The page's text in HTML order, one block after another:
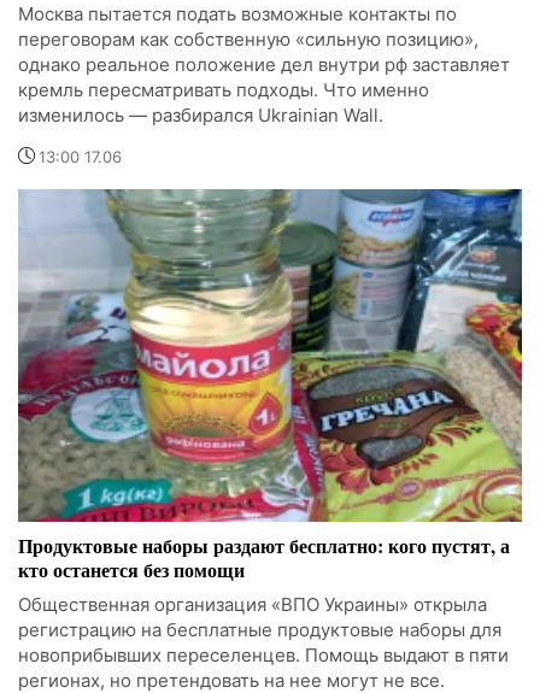
Москва пытается подать возможные контакты по
переговорам как собственную «сильную позицию»,
однако реальное положение дел внутри рф заставляет
кремль пересматривать подходы. Что именно
изменилось — разбирался Ukrainian Wall.
13:00 17.06
Продуктовые наборы раздают бесплатно: кого пустят, а
кто останется без помощи
Общественная организация «ВПО Украины» открыла
регистрацию на бесплатные продуктовые наборы для
новоприбывших переселенцев. Помощь выдают в пяти
регионах, но претендовать на нее могут не все.